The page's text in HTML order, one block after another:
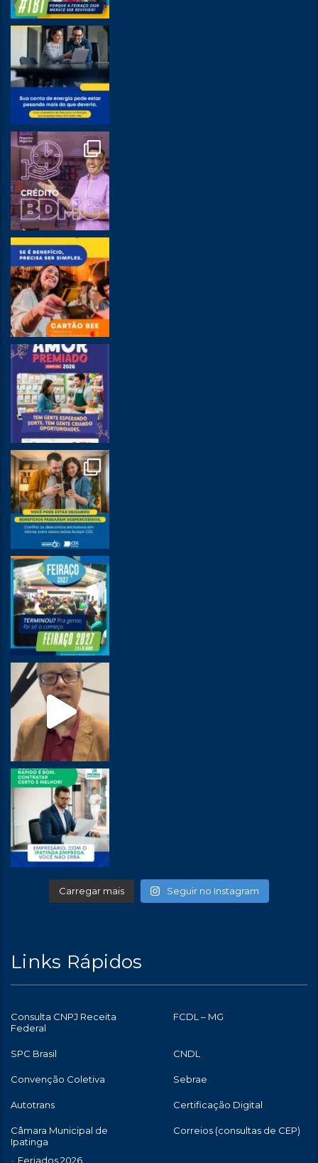
Carregar mais Seguir no Instagram
Links Rápidos
Consulta CNPJ Receita
Federal
FCDL – MG
SPC Brasil CNDL
Convenção Coletiva Sebrae
Autotrans Certificação Digital
Câmara Municipal de
Ipatinga
Feriados 2026
Correios (consultas de CEP)